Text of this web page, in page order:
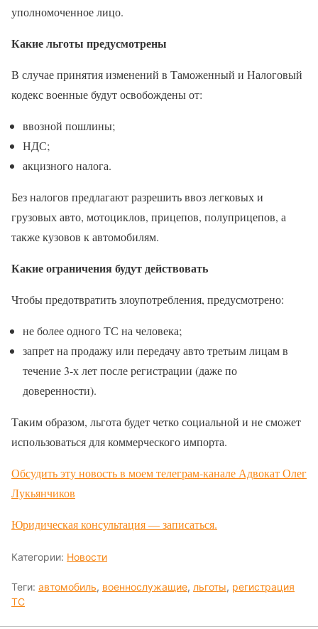
уполномоченное лицо.
Какие льготы предусмотрены
В случае принятия изменений в Таможенный и Налоговый
кодекс военные будут освобождены от:
ввозной пошлины;
НДС;
акцизного налога.
Без налогов предлагают разрешить ввоз легковых и
грузовых авто, мотоциклов, прицепов, полуприцепов, а
также кузовов к автомобилям.
Какие ограничения будут действовать
Чтобы предотвратить злоупотребления, предусмотрено:
не более одного ТС на человека;
запрет на продажу или передачу авто третьим лицам в
течение 3-х лет после регистрации (даже по
доверенности).
Таким образом, льгота будет четко социальной и не сможет
использоваться для коммерческого импорта.
Обсудить эту новость в моем телеграм-канале Адвокат Олег
Лукьянчиков
Юридическая консультация — записаться.
Категории: Новости
Теги: автомобиль, военнослужащие, льготы, регистрация
ТС